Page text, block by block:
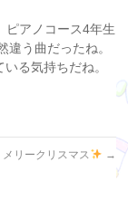
ピアノコース4年生
う曲だったね。
る気持ちだね。
メリークリスマス →